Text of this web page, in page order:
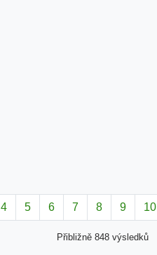
4 5 6 7 8 9 10
Přibližně 848 výsledků